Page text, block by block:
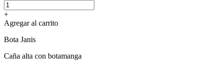
+
Agregar al carrito
Bota Janis
Caña alta con botamanga